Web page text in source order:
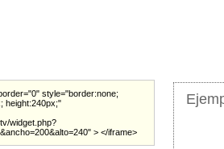
style="border:none;
height:240px;"
widget.php?
> </iframe>